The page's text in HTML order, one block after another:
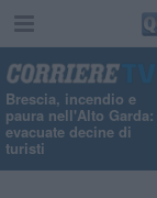
Brescia, incendio e
paura nell'Alto Garda:
evacuate decine di
turisti